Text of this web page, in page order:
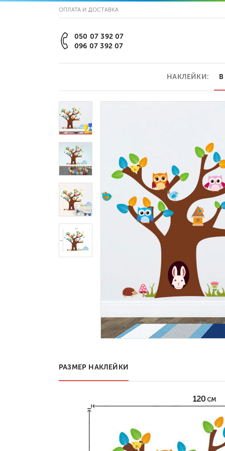
ОПЛАТА И ДОСТАВКА
050 07 392 07
096 07 392 07
НАКЛЕЙКИ:
РАЗМЕР НАКЛЕЙКИ